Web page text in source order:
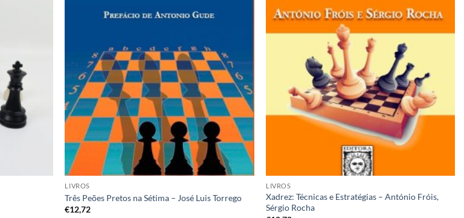
LIVROS
Três Peões Pretos na Sétima – José Luis Torrego
€12,72
LIVROS
Xadrez: Técnicas e Estratégias – António Fróis,
Sérgio Rocha